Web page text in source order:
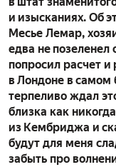
и изысканиях. Об
Месье Лемар,
едва не позеленел
попросил расчет и
в Лондоне в
терпеливо ждал
близка как
из Кембриджа и
будут для меня
забыть про